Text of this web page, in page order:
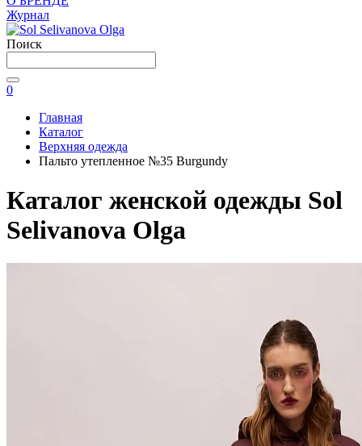
Журнал
Поиск
0
Главная
Каталог
Верхняя одежда
Пальто утепленное №35 Burgundy
Каталог женской одежды Sol
Selivanova Olga